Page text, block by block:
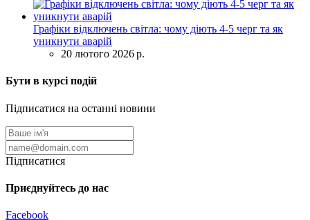
Графіки відключень світла: чому діють 4-5 черг та як
уникнути аварій
20 лютого 2026 р.
Бути в курсі подій
Підписатися на останні новини
Підписатися
Приєднуйтесь до нас
Facebook